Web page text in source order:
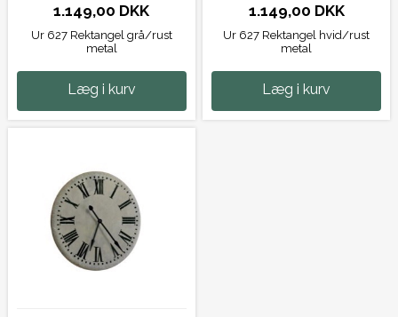
1.149,00 DKK
Ur 627 Rektangel grå/rust
metal
Læg i kurv
1.149,00 DKK
Ur 627 Rektangel hvid/rust
metal
Læg i kurv